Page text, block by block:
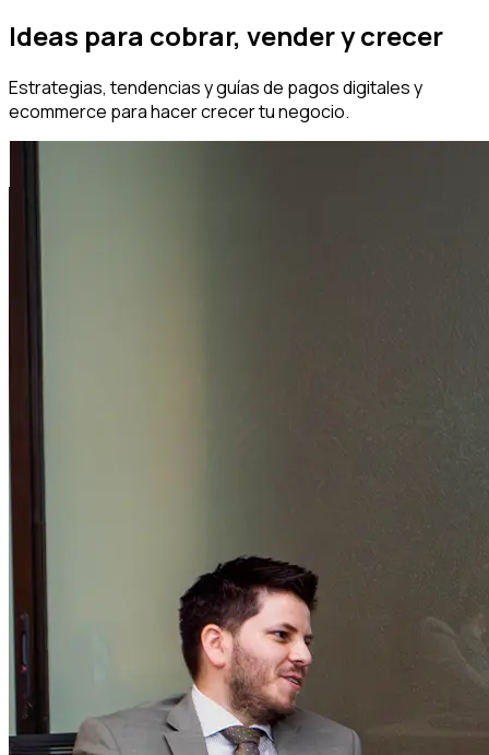
Ideas para cobrar, vender y crecer
Estrategias, tendencias y guías de pagos digitales y
ecommerce para hacer crecer tu negocio.